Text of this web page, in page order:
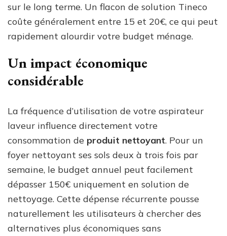
sur le long terme. Un flacon de solution Tineco
coûte généralement entre 15 et 20€, ce qui peut
rapidement alourdir votre budget ménage.
Un impact économique
considérable
La fréquence d’utilisation de votre aspirateur
laveur influence directement votre
consommation de produit nettoyant. Pour un
foyer nettoyant ses sols deux à trois fois par
semaine, le budget annuel peut facilement
dépasser 150€ uniquement en solution de
nettoyage. Cette dépense récurrente pousse
naturellement les utilisateurs à chercher des
alternatives plus économiques sans